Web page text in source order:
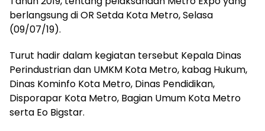
berlangsung di OR Setda Kota Metro, Selasa
(09/07/19).
Turut hadir dalam kegiatan tersebut Kepala Dinas
Perindustrian dan UMKM Kota Metro, kabag Hukum,
Dinas Kominfo Kota Metro, Dinas Pendidikan,
Disporapar Kota Metro, Bagian Umum Kota Metro
serta Eo Bigstar.